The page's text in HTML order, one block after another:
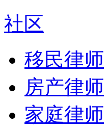
社区
移民律师
房产律师
家庭律师